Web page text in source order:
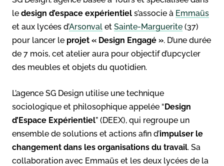
le design d’espace expérientiel s’associe à Emmaüs
et aux lycées d’Arsonval et Sainte-Marguerite (37)
pour lancer le projet « Design Engagé ». D’une durée
de 7 mois, cet atelier aura pour objectif d’upcycler
des meubles et objets du quotidien.
L’agence SG Design utilise une technique
sociologique et philosophique appelée “Design
d’Espace Expérientiel” (DEEX), qui regroupe un
ensemble de solutions et actions afin d’impulser le
changement dans les organisations du travail. Sa
collaboration avec Emmaüs et les deux lycées de la